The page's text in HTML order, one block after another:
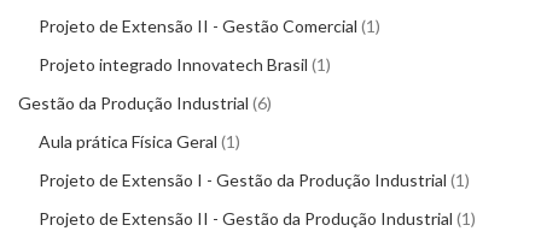
Projeto de Extensão II - Gestão Comercial 1
Projeto integrado Innovatech Brasil 1
Gestão da Produção Industrial 6
Aula prática Física Geral 1
Projeto de Extensão I - Gestão da Produção Industrial 1
Projeto de Extensão II - Gestão da Produção Industrial 1